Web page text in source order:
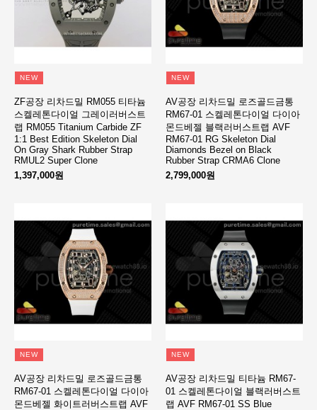
NEW
ZF공장 리차드밀 RM055 티타늄
스켈레톤다이얼 그레이러버스트
랩 RM055 Titanium Carbide ZF
1:1 Best Edition Skeleton Dial
On Gray Shark Rubber Strap
RMUL2 Super Clone
1,397,000원
NEW
AV공장 리차드밀 로즈골드금통
RM67-01 스켈레톤다이얼 다이아
몬드베젤 블랙러버스트랩 AVF
RM67-01 RG Skeleton Dial
Diamonds Bezel on Black
Rubber Strap CRMA6 Clone
2,799,000원
NEW
AV공장 리차드밀 로즈골드금통
RM67-01 스켈레톤다이얼 다이아
몬드베젤 화이트러버스트랩 AVF
NEW
AV공장 리차드밀 티타늄 RM67-
01 스켈레톤다이얼 블랙러버스트
랩 AVF RM67-01 SS Blue